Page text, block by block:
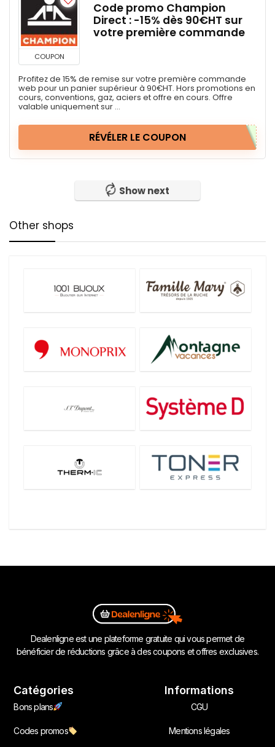
COUPON
Code promo Champion
Direct : -15% dès 90€HT sur
votre première commande
Profitez de 15% de remise sur votre première commande
web pour un panier supérieur à 90€HT. Hors promotions en
cours, conventions, gaz, aciers et offre en cours. Offre
valable uniquement sur ...
RÉVÉLER LE COUPON
Pas d'autre!
Other shops
Dealenligne est une plateforme gratuite qui vous permet de
bénéficier de réductions grâce à des coupons et offres exclusives.
Catégories
Bons plans
Codes promos
Informations
CGU
Mentions légales